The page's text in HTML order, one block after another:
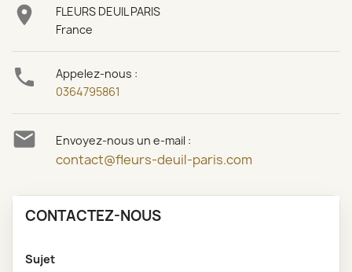

FLEURS DEUIL PARIS
France

Appelez-nous :
0364795861
 Envoyez-nous un e-mail :
contact@fleurs-deuil-paris.com
CONTACTEZ-NOUS
Sujet